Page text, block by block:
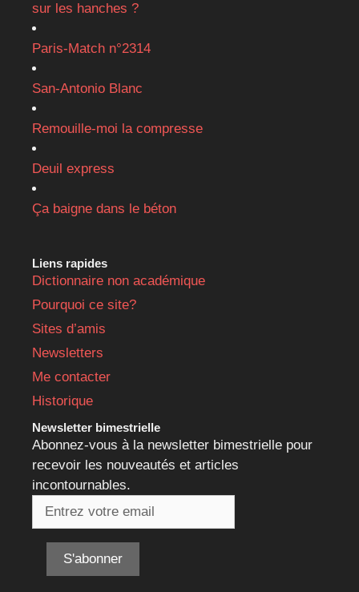
sur les hanches ?
Paris-Match n°2314
San-Antonio Blanc
Remouille-moi la compresse
Deuil express
Ça baigne dans le béton
Liens rapides
Dictionnaire non académique
Pourquoi ce site?
Sites d’amis
Newsletters
Me contacter
Historique
Newsletter bimestrielle
Abonnez-vous à la newsletter bimestrielle pour
recevoir les nouveautés et articles
incontournables.